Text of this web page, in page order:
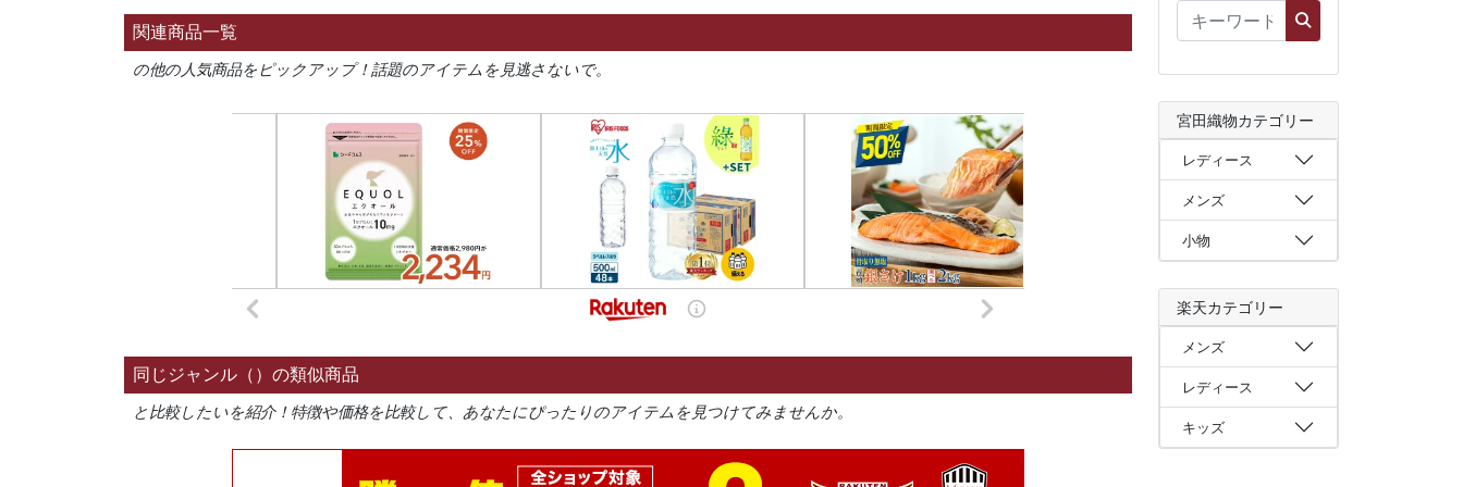
関連商品一覧
の他の人気商品をピックアップ！話題のアイテムを見逃さないで。
同じジャンル（）の類似商品
と比較したいを紹介！特徴や価格を比較して、あなたにぴったりのアイテムを見つけてみませんか。
宮田織物カテゴリー
レディース
メンズ
小物
楽天カテゴリー
メンズ
レディース
キッズ